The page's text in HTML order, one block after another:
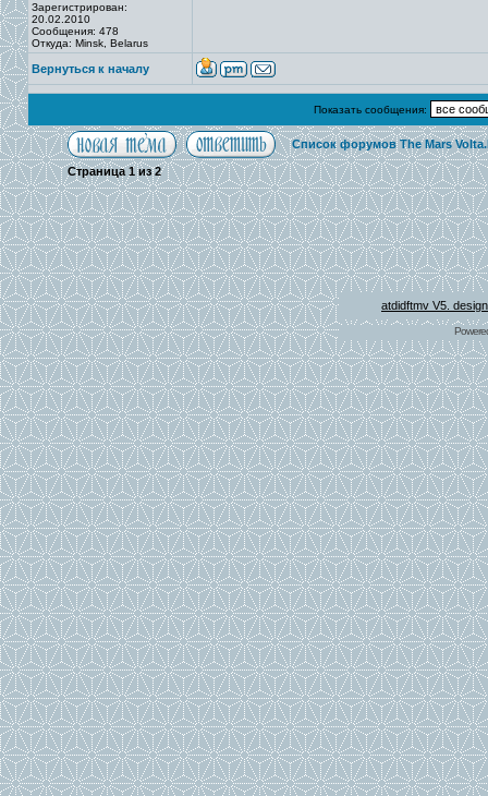
Зарегистрирован:
20.02.2010
Сообщения: 478
Откуда: Minsk, Belarus
Вернуться к началу
Показать сообщения:
Список форумов The Mars
Страница1 из2
atdidftmv V5.